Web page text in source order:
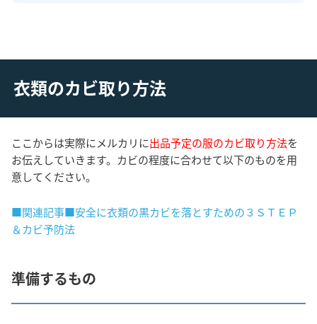
衣類のカビ取り方法
ここからは実際にメルカリに出品予定の服のカビ取り方法を
お伝えしていきます。カビの程度に合わせて以下のものを用
意してください。
■関連記事■安全に衣類の黒カビを落とすための３ＳＴＥＰ
＆カビ予防法
準備するもの